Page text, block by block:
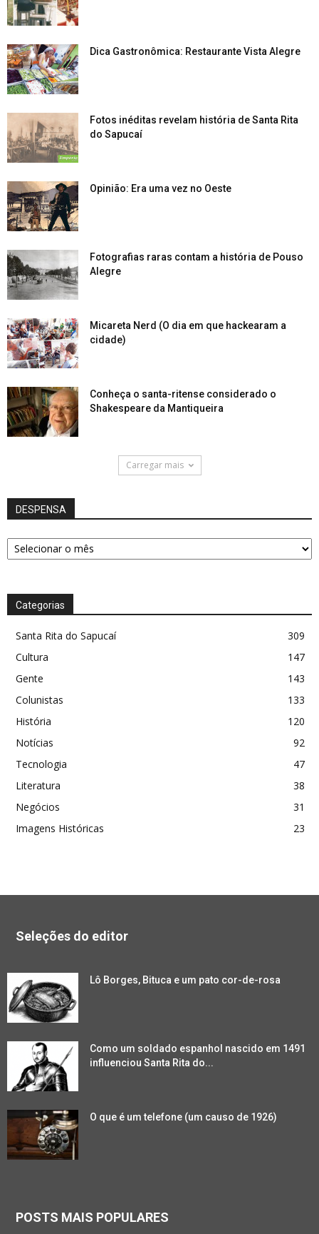
Dica Gastronômica: Restaurante Vista Alegre
Fotos inéditas revelam história de Santa Rita
do Sapucaí
Opinião: Era uma vez no Oeste
Fotografias raras contam a história de Pouso
Alegre
Micareta Nerd (O dia em que hackearam a
cidade)
Conheça o santa-ritense considerado o
Shakespeare da Mantiqueira
Carregar mais
DESPENSA
DESPENSA
Categorias
Santa Rita do Sapucaí
309
Cultura
147
Gente
143
Colunistas
133
História
120
Notícias
92
Tecnologia
47
Literatura
38
Negócios
31
Imagens Históricas
23
Seleções do editor
Lô Borges, Bituca e um pato cor-de-rosa
Como um soldado espanhol nascido em 1491
influenciou Santa Rita do...
O que é um telefone (um causo de 1926)
POSTS MAIS POPULARES